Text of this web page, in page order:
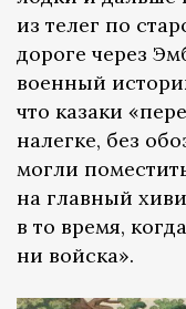
из телег по
дороге через
военный
что казаки
налегке, без
могли
на главный
в то время,
ни войска».